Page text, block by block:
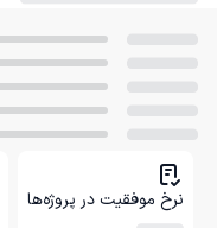
نرخ موفقیت در پروژه‌ها